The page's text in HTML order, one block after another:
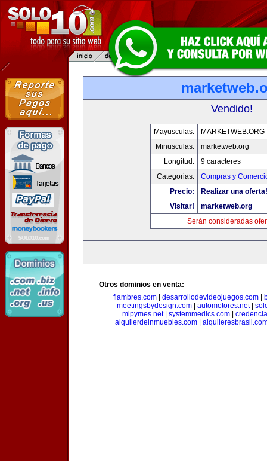
Vendido!
Mayusculas:
MARKETWEB.ORG
Minusculas:
marketweb.org
Longitud:
9 caracteres
Categorias:
Compras y
Precio:
Realizar una oferta!
Visitar!
marketweb.org
Serán consideradas
Otros dominios en venta:
fiambres.com| desarrollodevideojuegos.com|
meetingsbydesign.com| automotores.net|
mipymes.net| systemmedics.com
alquilerdeinmuebles.com|